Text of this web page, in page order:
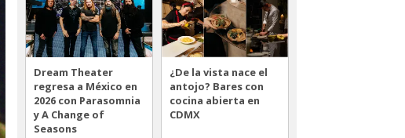
Dream Theater
regresa a México en
2026 con Parasomnia
y A Change of
Seasons
¿De la vista nace el
antojo? Bares con
cocina abierta en
CDMX